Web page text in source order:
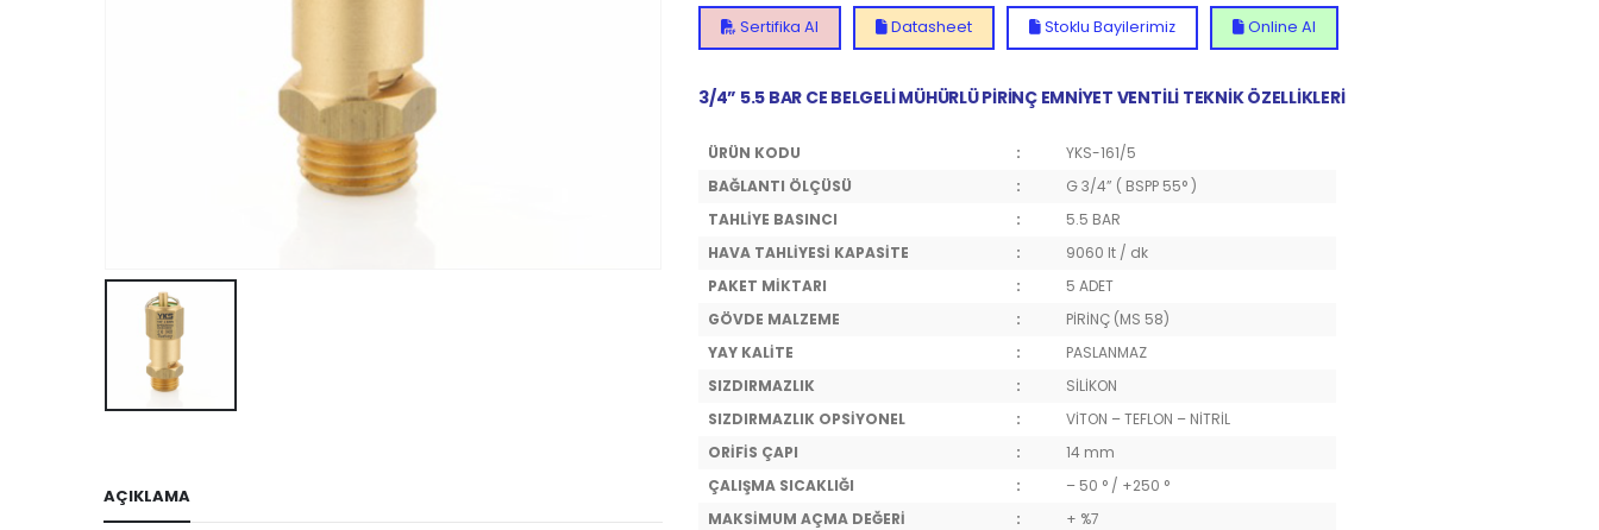
AÇIKLAMA
Sertifika Al Datasheet Stoklu Bayilerimiz Online Al
3/4” 5.5 BAR CE BELGELİ MÜHÜRLÜ PİRİNÇ EMNİYET VENTİLİ TEKNİK ÖZELLİKLERİ
ÜRÜN KODU :
YKS-161/5
BAĞLANTI ÖLÇÜSÜ
:
G 3/4” ( BSPP 55° )
TAHLİYE BASINCI
:
5.5 BAR
HAVA TAHLİYESİ KAPASİTE
:
9060 lt / dk
PAKET MİKTARI
:
5 ADET
GÖVDE MALZEME
:
PİRİNÇ (MS 58)
YAY KALİTE
:
PASLANMAZ
SIZDIRMAZLIK
:
SİLİKON
SIZDIRMAZLIK OPSİYONEL
:
VİTON – TEFLON – NİTRİL
ORİFİS ÇAPI
:
14 mm
ÇALIŞMA SICAKLIĞI
:
– 50 ° / +250 °
MAKSİMUM AÇMA DEĞERİ
:
+ %7